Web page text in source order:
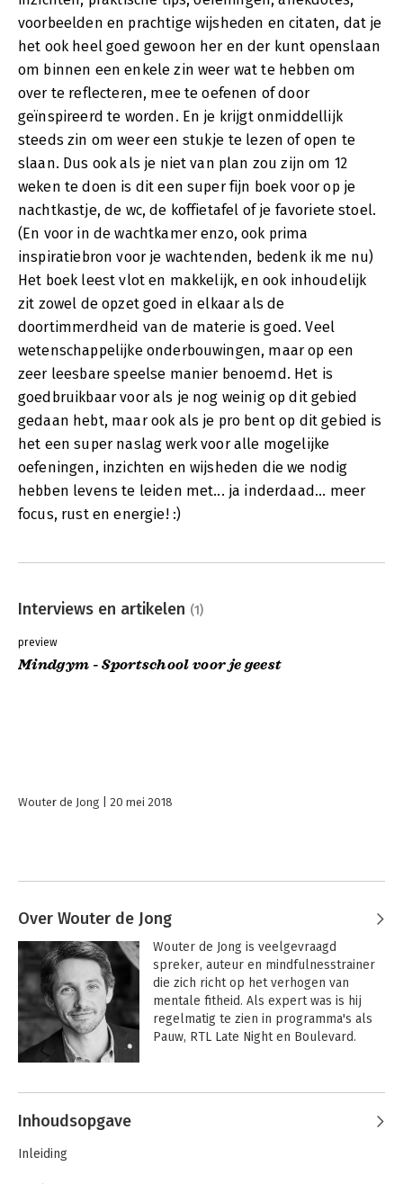
voorbeelden en prachtige wijsheden en citaten, dat je
het ook heel goed gewoon her en der kunt openslaan
om binnen een enkele zin weer wat te hebben om
over te reflecteren, mee te oefenen of door
geïnspireerd te worden. En je krijgt onmiddellijk
steeds zin om weer een stukje te lezen of open te
slaan. Dus ook als je niet van plan zou zijn om 12
weken te doen is dit een super fijn boek voor op je
nachtkastje, de wc, de koffietafel of je favoriete stoel.
(En voor in de wachtkamer enzo, ook prima
inspiratiebron voor je wachtenden, bedenk ik me nu)
Het boek leest vlot en makkelijk, en ook inhoudelijk
zit zowel de opzet goed in elkaar als de
doortimmerdheid van de materie is goed. Veel
wetenschappelijke onderbouwingen, maar op een
zeer leesbare speelse manier benoemd. Het is
goedbruikbaar voor als je nog weinig op dit gebied
gedaan hebt, maar ook als je pro bent op dit gebied is
het een super naslag werk voor alle mogelijke
oefeningen, inzichten en wijsheden die we nodig
hebben levens te leiden met... ja inderdaad... meer
focus, rust en energie! :)
Interviews en artikelen (1)
preview
Mindgym - Sportschool voor je geest
Wouter de Jong 20 mei 2018
Over Wouter de Jong
Wouter de Jong is veelgevraagd
spreker, auteur en mindfulnesstrainer
die zich richt op het verhogen van
mentale fitheid. Als expert was is hij
regelmatig te zien in programma's als
Pauw, RTL Late Night en Boulevard.
voor je geest verscheen in 2018,
Andere boeken door Wouter de
Jong
Inhoudsopgave
Inleiding